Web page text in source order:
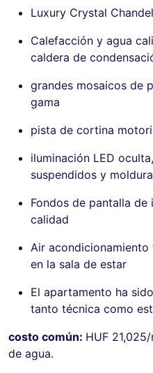
Luxury Crystal
Calefacción y agua
caldera de
grandes mosaicos de
gama
pista de cortina
iluminación LED
suspendidos y
Fondos de pantalla
calidad
Air
en la sala de estar
El apartamento ha
tanto técnica como
costo común: HUF
de agua.